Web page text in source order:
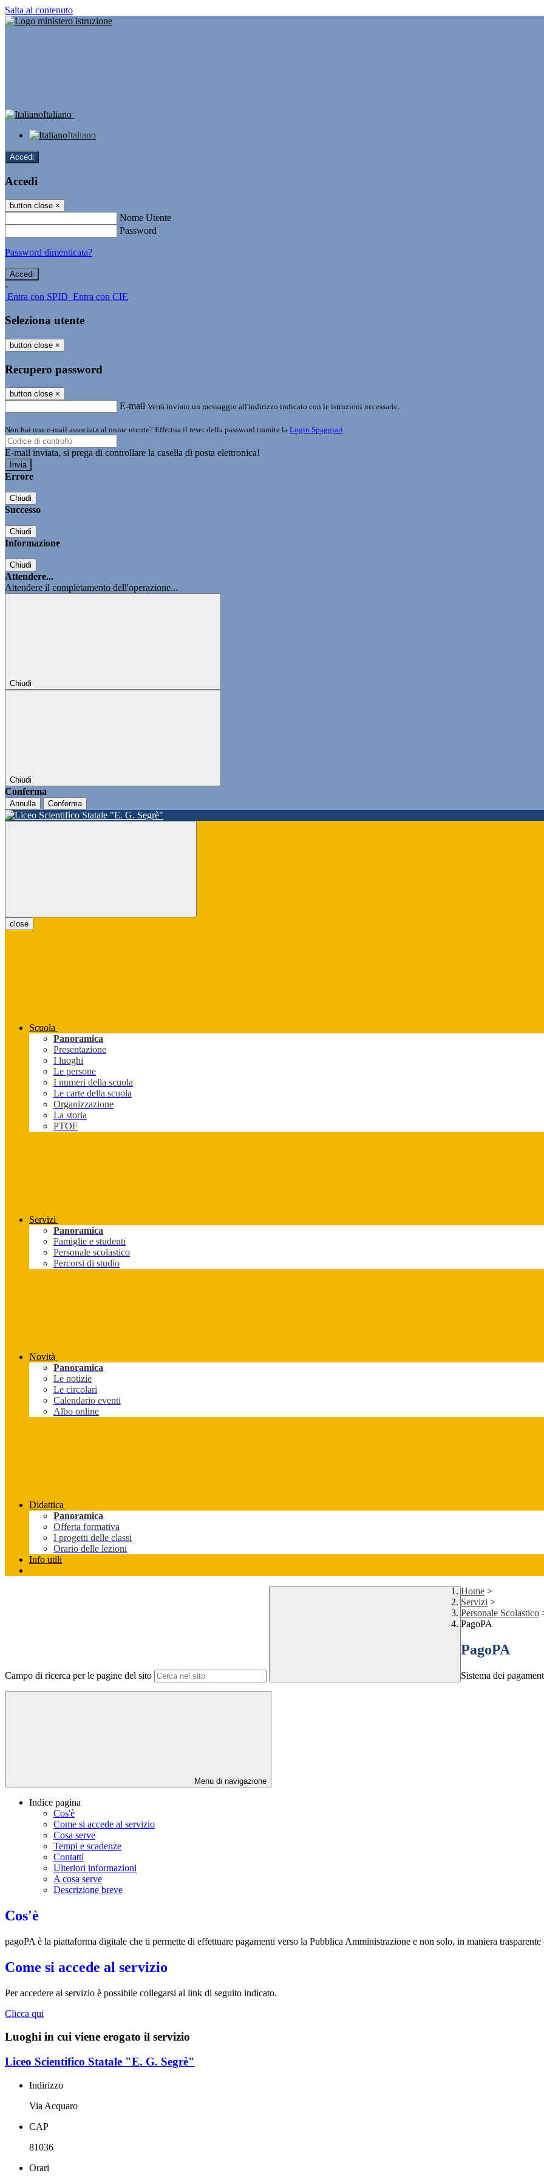
Salta al contenuto
Italiano
Italiano
Accedi
Accedi
button close ×
Nome Utente
Password
Password dimenticata?
-
Entra con SPID Entra con CIE
Seleziona utente
button close ×
Recupero password
button close ×
E-mail Verrà inviato un messaggio all'indirizzo indicato con le istruzioni necessarie.
Non hai una e-mail associata al nome utente? Effettua il reset della password tramite la Login Spaggiari
E-mail inviata, si prega di controllare la casella di posta elettronica!
Errore
Chiudi
Successo
Chiudi
Informazione
Chiudi
Attendere...
Attendere il completamento dell'operazione...
Chiudi
Chiudi
Conferma
Annulla Conferma
close
Scuola
Panoramica
Presentazione
I luoghi
Le persone
I numeri della scuola
Le carte della scuola
Organizzazione
La storia
PTOF
Servizi
Panoramica
Famiglie e studenti
Personale scolastico
Percorsi di studio
Novità
Panoramica
Le notizie
Le circolari
Calendario eventi
Albo online
Didattica
Panoramica
Offerta formativa
I progetti delle classi
Orario delle lezioni
Info utili
Campo di ricerca per le pagine del sito
Home >
Servizi >
Personale Scolastico
PagoPA
PagoPA
Sistema dei
Menu di navigazione
Indice pagina
Cos'è
Come si accede al servizio
Cosa serve
Tempi e scadenze
Contatti
Ulteriori informazioni
A cosa serve
Descrizione breve
Cos'è
pagoPA è la piattaforma digitale che ti permette di effettuare pagamenti verso la Pubblica Amministrazione e non solo, in maniera
Come si accede al servizio
Per accedere al servizio è possibile collegarsi al link di seguito indicato.
Clicca qui
Luoghi in cui viene erogato il servizio
Liceo Scientifico Statale "E. G. Segrè"
Indirizzo
Via Acquaro
CAP
81036
Orari